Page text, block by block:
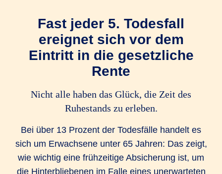
Fast jeder 5. Todesfall
ereignet sich vor dem
Eintritt in die gesetzliche
Rente
Nicht alle haben das Glück, die Zeit des
Ruhestands zu erleben.
Bei über 13 Prozent der Todesfälle handelt es
sich um Erwachsene unter 65 Jahren: Das zeigt,
wie wichtig eine frühzeitige Absicherung ist, um
die Hinterbliebenen im Falle eines unerwarteten